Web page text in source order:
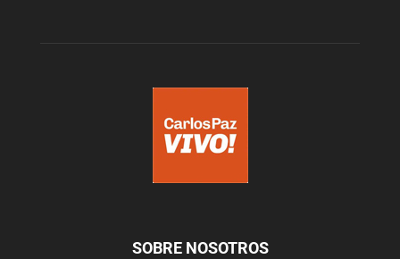
SOBRE NOSOTROS